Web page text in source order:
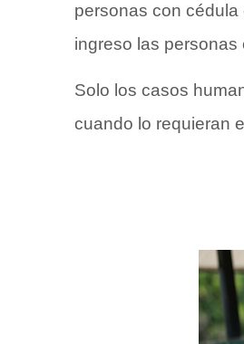
personas con
ingreso las personas
Solo los casos
cuando lo requieran